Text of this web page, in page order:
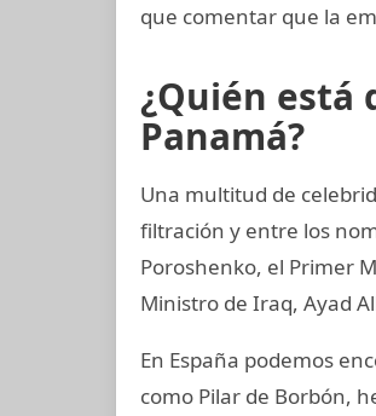
que comentar que la
¿Quién está
Panamá?
Una multitud de
filtración y entre los
Poroshenko, el Primer
Ministro de Iraq, Ayad
En España podemos
como Pilar de Borbón,